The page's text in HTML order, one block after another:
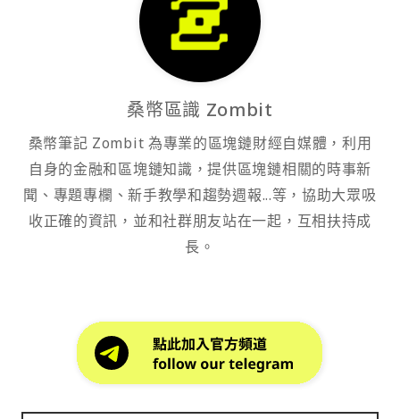
桑幣區識 Zombit
桑幣筆記 Zombit 為專業的區塊鏈財經自媒體，利用
自身的金融和區塊鏈知識，提供區塊鏈相關的時事新
聞、專題專欄、新手教學和趨勢週報...等，協助大眾吸
收正確的資訊，並和社群朋友站在一起，互相扶持成
長。